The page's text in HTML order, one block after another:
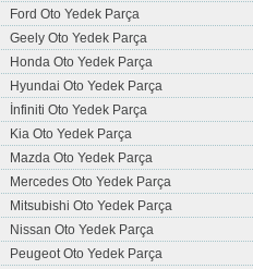
Ford Oto Yedek Parça
Geely Oto Yedek Parça
Honda Oto Yedek Parça
Hyundai Oto Yedek Parça
İnfiniti Oto Yedek Parça
Kia Oto Yedek Parça
Mazda Oto Yedek Parça
Mercedes Oto Yedek Parça
Mitsubishi Oto Yedek Parça
Nissan Oto Yedek Parça
Peugeot Oto Yedek Parça